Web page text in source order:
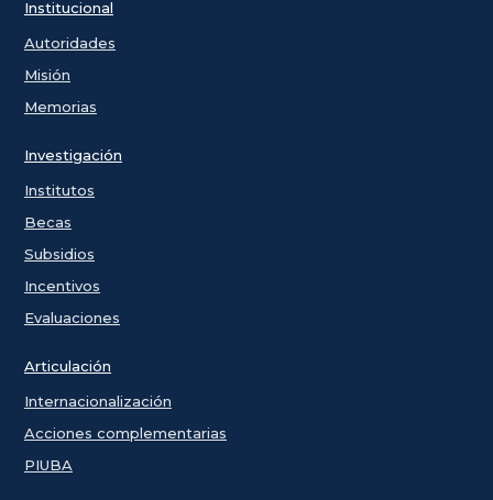
Institucional
Autoridades
Misión
Memorias
Investigación
Institutos
Becas
Subsidios
Incentivos
Evaluaciones
Articulación
Internacionalización
Acciones complementarias
PIUBA